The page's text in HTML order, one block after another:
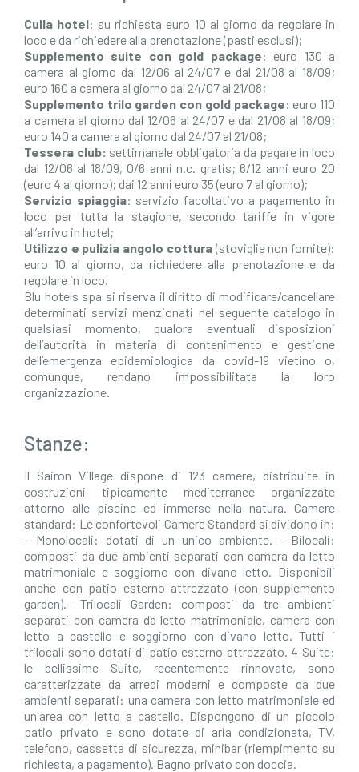
Culla hotel: su richiesta euro 10 al giorno da regolare in
loco e da richiedere alla prenotazione (pasti esclusi);
Supplemento suite con gold package: euro 130 a
camera al giorno dal 12/06 al 24/07 e dal 21/08 al 18/09;
euro 160 a camera al giorno dal 24/07 al 21/08;
Supplemento trilo garden con gold package: euro 110
a camera al giorno dal 12/06 al 24/07 e dal 21/08 al 18/09;
euro 140 a camera al giorno dal 24/07 al 21/08;
Tessera club: settimanale obbligatoria da pagare in loco
dal 12/06 al 18/09, 0/6 anni n.c. gratis; 6/12 anni euro 20
(euro 4 al giorno); dai 12 anni euro 35 (euro 7 al giorno);
Servizio spiaggia: servizio facoltativo a pagamento in
loco per tutta la stagione, secondo tariffe in vigore
all’arrivo in hotel;
Utilizzo e pulizia angolo cottura(stoviglie non fornite):
euro 10 al giorno, da richiedere alla prenotazione e da
regolare in loco.
Blu hotels spa si riserva il diritto di modificare/cancellare
determinati servizi menzionati nel seguente catalogo in
qualsiasi momento, qualora eventuali disposizioni
dell’autorità in materia di contenimento e gestione
dell’emergenza epidemiologica da covid-19 vietino o,
comunque, rendano impossibilitata la loro
organizzazione.
Stanze:
Il Sairon Village dispone di 123 camere, distribuite in
costruzioni tipicamente mediterranee organizzate
attorno alle piscine ed immerse nella natura. Camere
standard: Le confortevoli Camere Standard si dividono in:
- Monolocali: dotati di un unico ambiente. - Bilocali:
composti da due ambienti separati con camera da letto
matrimoniale e soggiorno con divano letto. Disponibili
anche con patio esterno attrezzato (con supplemento
garden).- Trilocali Garden: composti da tre ambienti
separati con camera da letto matrimoniale, camera con
letto a castello e soggiorno con divano letto. Tutti i
trilocali sono dotati di patio esterno attrezzato. 4 Suite:
le bellissime Suite, recentemente rinnovate, sono
caratterizzate da arredi moderni e composte da due
ambienti separati: una camera con letto matrimoniale ed
un'area con letto a castello. Dispongono di un piccolo
patio privato e sono dotate di aria condizionata, TV,
telefono, cassetta di sicurezza, minibar (riempimento su
richiesta, a pagamento). Bagno privato con doccia.